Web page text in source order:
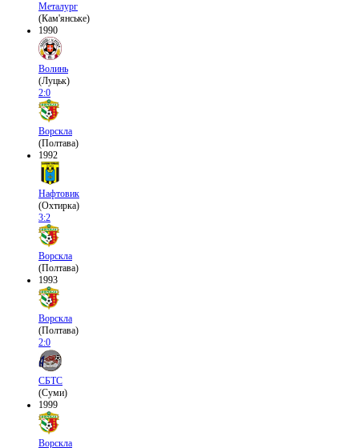
Металург
(Кам'янське)
1990
Волинь
(Луцьк)
2:0
Ворскла
(Полтава)
1992
Нафтовик
(Охтирка)
3:2
Ворскла
(Полтава)
1993
Ворскла
(Полтава)
2:0
СБТС
(Суми)
1999
Ворскла